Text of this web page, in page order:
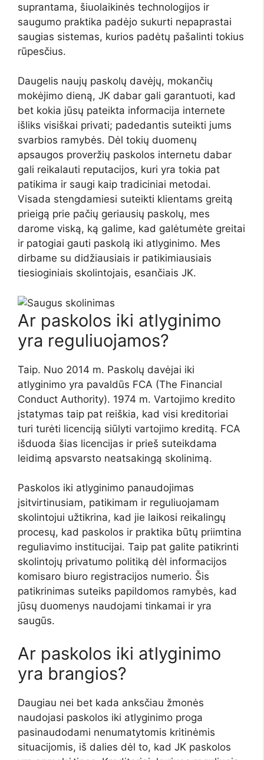
suprantama, šiuolaikinės technologijos ir
saugumo praktika padėjo sukurti nepaprastai
saugias sistemas, kurios padėtų pašalinti tokius
rūpesčius.
Daugelis naujų paskolų davėjų, mokančių
mokėjimo dieną, JK dabar gali garantuoti, kad
bet kokia jūsų pateikta informacija internete
išliks visiškai privati; padedantis suteikti jums
svarbios ramybės. Dėl tokių duomenų
apsaugos proveržių paskolos internetu dabar
gali reikalauti reputacijos, kuri yra tokia pat
patikima ir saugi kaip tradiciniai metodai.
Visada stengdamiesi suteikti klientams greitą
prieigą prie pačių geriausių paskolų, mes
darome viską, ką galime, kad galėtumėte greitai
ir patogiai gauti paskolą iki atlyginimo. Mes
dirbame su didžiausiais ir patikimiausiais
tiesioginiais skolintojais, esančiais JK.
Ar paskolos iki atlyginimo
yra reguliuojamos?
Taip. Nuo 2014 m. Paskolų davėjai iki
atlyginimo yra pavaldūs FCA (The Financial
Conduct Authority). 1974 m. Vartojimo kredito
įstatymas taip pat reiškia, kad visi kreditoriai
turi turėti licenciją siūlyti vartojimo kreditą. FCA
išduoda šias licencijas ir prieš suteikdama
leidimą apsvarsto neatsakingą skolinimą.
Paskolos iki atlyginimo panaudojimas
įsitvirtinusiam, patikimam ir reguliuojamam
skolintojui užtikrina, kad jie laikosi reikalingų
procesų, kad paskolos ir praktika būtų priimtina
reguliavimo institucijai. Taip pat galite patikrinti
skolintojų privatumo politiką dėl informacijos
komisaro biuro registracijos numerio. Šis
patikrinimas suteiks papildomos ramybės, kad
jūsų duomenys naudojami tinkamai ir yra
saugūs.
Ar paskolos iki atlyginimo
yra brangios?
Daugiau nei bet kada anksčiau žmonės
naudojasi paskolos iki atlyginimo proga
pasinaudodami nenumatytomis kritinėmis
situacijomis, iš dalies dėl to, kad JK paskolos